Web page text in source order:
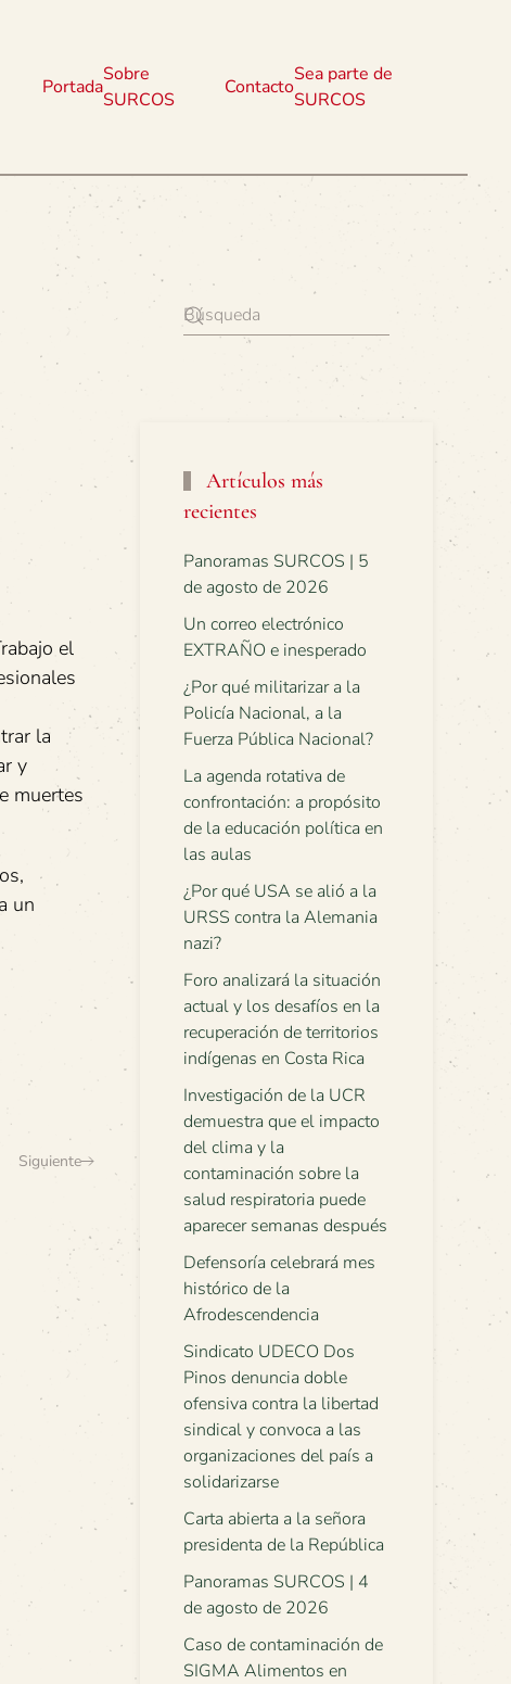
Portada
Sobre
SURCOS
Contacto
Sea parte de
SURCOS
el
la
y
muertes
un
Siguiente
Artículos más
recientes
Panoramas SURCOS | 5
de agosto de 2026
Un correo electrónico
EXTRAÑO e inesperado
¿Por qué militarizar a la
Policía Nacional, a la
Fuerza Pública Nacional?
La agenda rotativa de
confrontación: a propósito
de la educación política en
las aulas
¿Por qué USA se alió a la
URSS contra la Alemania
nazi?
Foro analizará la situación
actual y los desafíos en la
recuperación de territorios
indígenas en Costa Rica
Investigación de la UCR
demuestra que el impacto
del clima y la
contaminación sobre la
salud respiratoria puede
aparecer semanas después
Defensoría celebrará mes
histórico de la
Afrodescendencia
Sindicato UDECO Dos
Pinos denuncia doble
ofensiva contra la libertad
sindical y convoca a las
organizaciones del país a
solidarizarse
Carta abierta a la señora
presidenta de la República
Panoramas SURCOS | 4
de agosto de 2026
Caso de contaminación de
SIGMA Alimentos en